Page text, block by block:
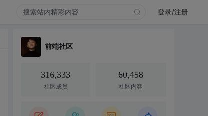
登录/注册
前端社区
316,333
社区成员
60,458
社区内容